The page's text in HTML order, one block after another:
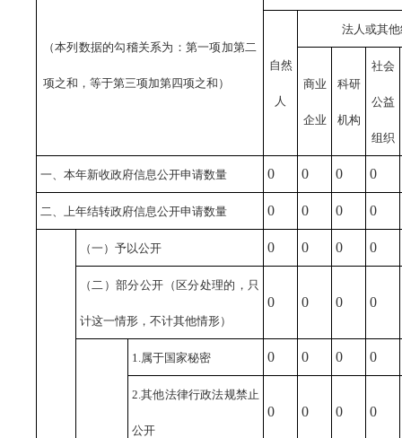
（本列数据的勾稽关系为：第一项加第二
项之和，等于第三项加第四项之和）
自然
人
法人或其
商业
企业
科研
机构
社会
公益
组织
一、本年新收政府信息公开申请数量 0 0 0 0
二、上年结转政府信息公开申请数量 0 0 0 0
（一）予以公开 0 0 0 0
（二）部分公开 （区分处理的，只
计这一情形，不计其他情形）
0 0 0 0
1.属于国家秘密 0 0 0 0
2.其他法律行政法规禁止
公开
0 0 0 0